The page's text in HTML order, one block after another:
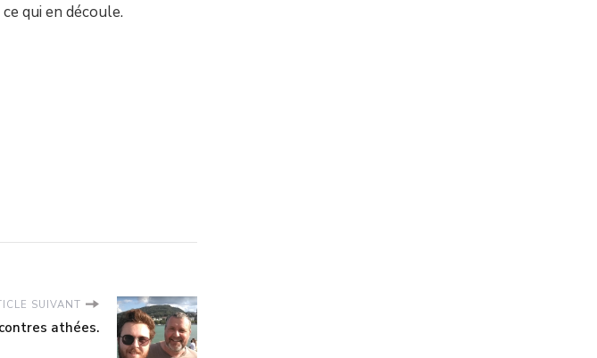
qui en découle.
SUIVANT
athées.